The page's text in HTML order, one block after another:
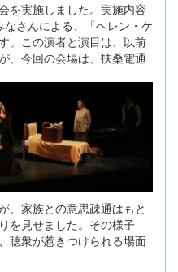
を実施しました。実施内容
さんによる、「ヘレン・ケ
。この演者と演目は、以前
、今回の会場は、扶桑電通
、家族との意思疎通はもと
を見せました。その様子
聴衆が惹きつけられる場面